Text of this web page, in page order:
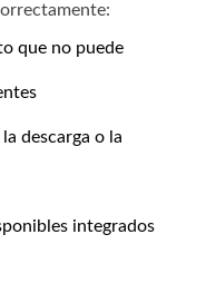
que no puede
descarga o la
integrados